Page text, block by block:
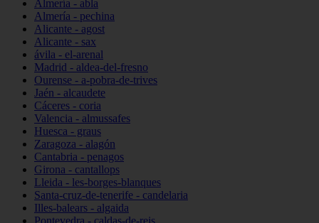
Almería - abla
Almería - pechina
Alicante - agost
Alicante - sax
ávila - el-arenal
Madrid - aldea-del-fresno
Ourense - a-pobra-de-trives
Jaén - alcaudete
Cáceres - coria
Valencia - almussafes
Huesca - graus
Zaragoza - alagón
Cantabria - penagos
Girona - cantallops
Lleida - les-borges-blanques
Santa-cruz-de-tenerife - candelaria
Illes-balears - algaida
Pontevedra - caldas-de-reis